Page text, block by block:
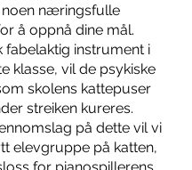
næringsfulle
å oppnå dine mål.
fabelaktig instrument i
klasse, vil de psykiske
skolens kattepuser
streiken kureres.
på dette vil vi
elevgruppe på katten,